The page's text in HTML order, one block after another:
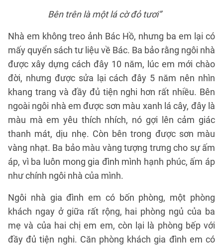
Bên trên là một lá cờ đỏ tươi”
Nhà em không treo ảnh Bác Hồ, nhưng ba em lại có
mấy quyển sách tư liệu về Bác. Ba bảo rằng ngôi nhà
được xây dựng cách đây 10 năm, lúc em mới chào
đời, nhưng được sửa lại cách đây 5 năm nên nhìn
khang trang và đầy đủ tiện nghi hơn rất nhiều. Bên
ngoài ngôi nhà em được sơn màu xanh lá cây, đây là
màu mà em yêu thích nhích, nó gợi lên cảm giác
thanh mát, dịu nhẹ. Còn bên trong được sơn màu
vàng nhạt. Ba bảo màu vàng tượng trưng cho sự ấm
áp, vì ba luôn mong gia đình mình hạnh phúc, ấm áp
như chính ngôi nhà của mình.
Ngôi nhà gia đình em có bốn phòng, một phòng
khách ngay ở giữa rất rộng, hai phòng ngủ của ba
mẹ và của hai chị em em, còn lại là phòng bếp với
đầy đủ tiện nghi. Căn phòng khách gia đình em có